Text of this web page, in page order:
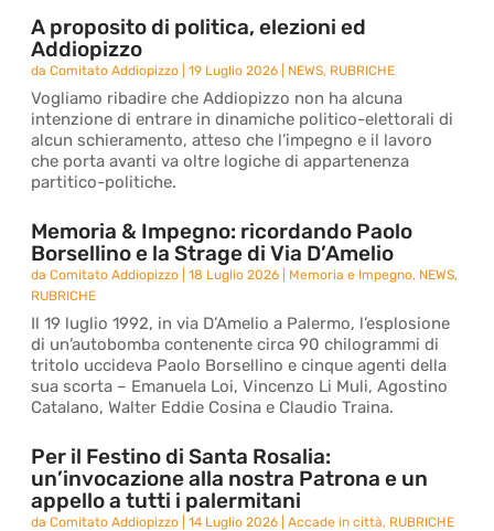
A proposito di politica, elezioni ed
Addiopizzo
daComitato Addiopizzo |19 Luglio 2026 NEWS, RUBRICHE
Vogliamo ribadire che Addiopizzo non ha alcuna
intenzione di entrare in dinamiche politico-elettorali di
alcun schieramento, atteso che l’impegno e il lavoro
che porta avanti va oltre logiche di appartenenza
partitico-politiche.
Memoria & Impegno: ricordando Paolo
Borsellino e la Strage di Via D’Amelio
daComitato Addiopizzo |18 Luglio 2026 Memoria e Impegno, NEWS,
RUBRICHE
Il 19 luglio 1992, in via D’Amelio a Palermo, l’esplosione
di un’autobomba contenente circa 90 chilogrammi di
tritolo uccideva Paolo Borsellino e cinque agenti della
sua scorta – Emanuela Loi, Vincenzo Li Muli, Agostino
Catalano, Walter Eddie Cosina e Claudio Traina.
Per il Festino di Santa Rosalia:
un’invocazione alla nostra Patrona e un
appello a tutti i palermitani
daComitato Addiopizzo |14 Luglio 2026 |Accade in città, RUBRICHE